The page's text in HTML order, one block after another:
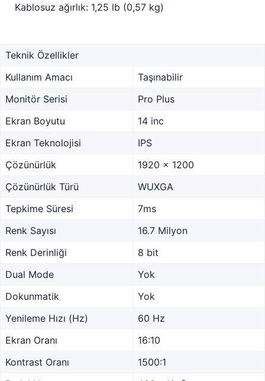
Kablosuz ağırlık: 1,25 lb (0,57 kg)
Teknik Özellikler
Kullanım Amacı
Taşınabilir
Monitör Serisi
Pro Plus
Ekran Boyutu
14 inc
Ekran Teknolojisi
IPS
Çözünürlük
1920 x 1200
Çözünürlük Türü
WUXGA
Tepkime Süresi
7ms
Renk Sayısı
16.7 Milyon
Renk Derinliği
8 bit
Dual Mode
Yok
Dokunmatik
Yok
Yenileme Hızı (Hz)
60 Hz
Ekran Oranı
16:10
Kontrast Oranı
1500:1